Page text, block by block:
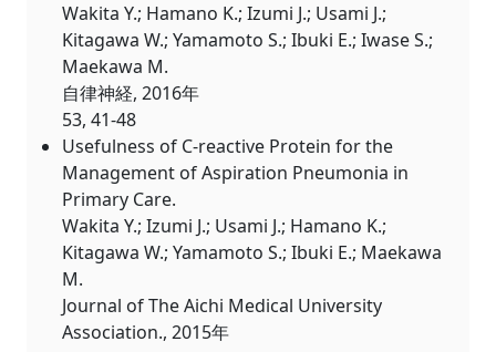
Wakita Y.; Hamano K.; Izumi J.; Usami J.;
Kitagawa W.; Yamamoto S.; Ibuki E.; Iwase S.;
Maekawa M.
自律神経, 2016年
53, 41-48
Usefulness of C-reactive Protein for the
Management of Aspiration Pneumonia in
Primary Care.
Wakita Y.; Izumi J.; Usami J.; Hamano K.;
Kitagawa W.; Yamamoto S.; Ibuki E.; Maekawa
M.
Journal of The Aichi Medical University
Association., 2015年